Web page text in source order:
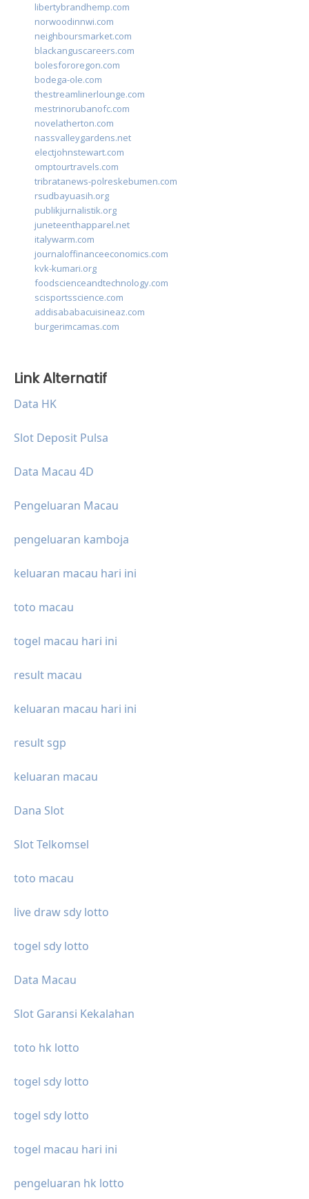
libertybrandhemp.com
norwoodinnwi.com
neighboursmarket.com
blackanguscareers.com
bolesfororegon.com
bodega-ole.com
thestreamlinerlounge.com
mestrinorubanofc.com
novelatherton.com
nassvalleygardens.net
electjohnstewart.com
omptourtravels.com
tribratanews-polreskebumen.com
rsudbayuasih.org
publikjurnalistik.org
juneteenthapparel.net
italywarm.com
journaloffinanceeconomics.com
kvk-kumari.org
foodscienceandtechnology.com
scisportsscience.com
addisababacuisineaz.com
burgerimcamas.com
Link Alternatif
Data HK
Slot Deposit Pulsa
Data Macau 4D
Pengeluaran Macau
pengeluaran kamboja
keluaran macau hari ini
toto macau
togel macau hari ini
result macau
keluaran macau hari ini
result sgp
keluaran macau
Dana Slot
Slot Telkomsel
toto macau
live draw sdy lotto
togel sdy lotto
Data Macau
Slot Garansi Kekalahan
toto hk lotto
togel sdy lotto
togel sdy lotto
togel macau hari ini
pengeluaran hk lotto